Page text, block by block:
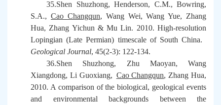
35.Shen Shuzhong, Henderson, C.M., Bowring,
S.A., Cao Changqun, Wang Wei, Wang Yue, Zhang
Hua, Zhang Yichun & Mu Lin. 2010. High-resolution
Lopingian (Late Permian) timescale of South China.
Geological Journal, 45(2-3): 122-134.
36.Shen Shuzhong, Zhu Maoyan, Wang
Xiangdong, Li Guoxiang, Cao Changqun, Zhang Hua,
2010. A comparison of the biological, geological events
and environmental backgrounds between the